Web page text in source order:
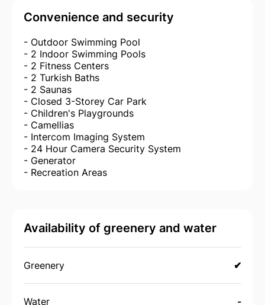
Convenience and security
- Outdoor Swimming Pool
- 2 Indoor Swimming Pools
- 2 Fitness Centers
- 2 Turkish Baths
- 2 Saunas
- Closed 3-Storey Car Park
- Children's Playgrounds
- Camellias
- Intercom Imaging System
- 24 Hour Camera Security System
- Generator
- Recreation Areas
Availability of greenery and water
Greenery ✔
Water -